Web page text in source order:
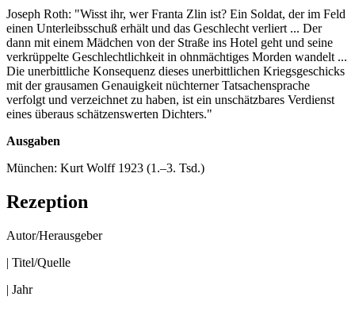
Joseph Roth: "Wisst ihr, wer Franta Zlin ist? Ein Soldat, der im Feld
einen Unterleibsschuß erhält und das Geschlecht verliert ... Der
dann mit einem Mädchen von der Straße ins Hotel geht und seine
verkrüppelte Geschlechtlichkeit in ohnmächtiges Morden wandelt ...
Die unerbittliche Konsequenz dieses unerbittlichen Kriegsgeschicks
mit der grausamen Genauigkeit nüchterner Tatsachensprache
verfolgt und verzeichnet zu haben, ist ein unschätzbares Verdienst
eines überaus schätzenswerten Dichters."
Ausgaben
München: Kurt Wolff 1923 (1.–3. Tsd.)
Rezeption
Autor/Herausgeber
| Titel/Quelle
| Jahr